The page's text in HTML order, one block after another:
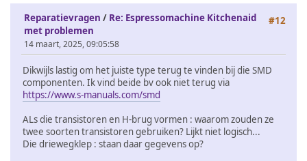
#12
Reparatievragen / Re: Espressomachine Kitchenaid
met problemen
14 maart, 2025, 09:05:58
Dikwijls lastig om het juiste type terug te vinden bij die SMD
componenten. Ik vind beide bv ook niet terug via
https://www.s-manuals.com/smd
ALs die transistoren en H-brug vormen : waarom zouden ze
twee soorten transistoren gebruiken? Lijkt niet logisch...
Die driewegklep : staan daar gegevens op?